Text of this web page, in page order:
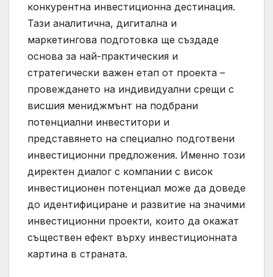
конкурентна инвестиционна дестинация.
Тази аналитична, дигитална и
маркетингова подготовка ще създаде
основа за най-практическия и
стратегически важен етап от проекта –
провеждането на индивидуални срещи с
висшия мениджмънт на подбрани
потенциални инвеститори и
представянето на специално подготвени
инвестиционни предложения. Именно този
директен диалог с компании с висок
инвестиционен потенциал може да доведе
до идентифициране и развитие на значими
инвестиционни проекти, които да окажат
съществен ефект върху инвестиционната
картина в страната.